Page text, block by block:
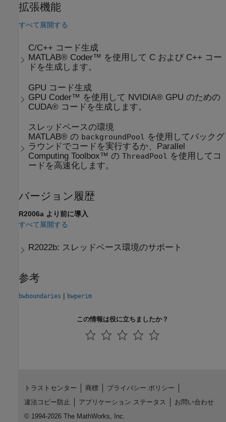
拡張機能
すべて展開する
C/C++ コード生成
MATLAB® Coder™ を使用して C および C++ コー
ドを生成します。
GPU コード生成
GPU Coder™ を使用して NVIDIA® GPU のための
CUDA® コードを生成します。
スレッドベースの環境
MATLAB® の backgroundPool
を使用してバックグ
ラウンドでコードを実行するか、Parallel
Computing Toolbox™ のThreadPool
を使用してコ
ードを高速化します。
バージョン履歴
R2006a より前に導入
すべて展開する
R2022b: スレッドベース環境のサポート
参考
bwboundaries | bwperim
この情報は役に立ちましたか？
トラストセンター 商標
プライバシー ポリシー
違法コピー防止
アプリケーション ステータス
お問い合わせ
© 1994-2026 The MathWorks, Inc.